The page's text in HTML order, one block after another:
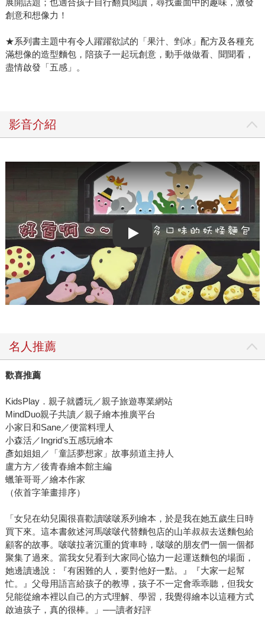
展開話題；也適合孩子自行翻頁閱讀，尋找畫面中的趣味，激發
創意和想像力！
★系列書主題中有令人躍躍欲試的「果汁、剉冰」配方及各種充
滿想像的造型麵包，陪孩子一起玩創意，動手做做看、聞聞看，
盡情啟發「五感」。
影音介紹
Play video
名人推薦
歡喜推薦
KidsPlay．親子就醬玩／親子旅遊專業網站
MindDuo親子共讀／親子繪本推廣平台
小家日和Sane／便當料理人
小森活／Ingrid’s五感玩繪本
彥如姐姐／「童話夢想家」故事頻道主持人
盧方方／後青春繪本館主編
蠟筆哥哥／繪本作家
（依首字筆畫排序）
「女兒在幼兒園很喜歡讀啵啵系列繪本，於是我在她五歲生日時
買下來。這本書敘述河馬啵啵代替麵包店的山羊叔叔去送麵包給
顧客的故事。啵啵拉著沉重的貨車時，啵啵的朋友們一個一個都
聚集了過來。當我女兒看到大家同心協力一起運送麵包的場面，
她邊讀邊說：『有困難的人，要對他好一點。』『大家一起幫
忙。』父母用語言給孩子的教導，孩子不一定會乖乖聽，但我女
兒能從繪本裡以自己的方式理解、學習，我覺得繪本以這種方式
啟迪孩子，真的很棒。」──讀者好評